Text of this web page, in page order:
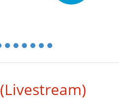
4 5 6 7 8 9